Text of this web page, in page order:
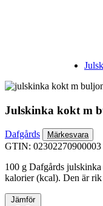
Julskinka kokt m
Dafgårds Märkesvara
GTIN: 02302270900003
100 g Dafgårds
kalorier (kcal). Den är rik
Jämför